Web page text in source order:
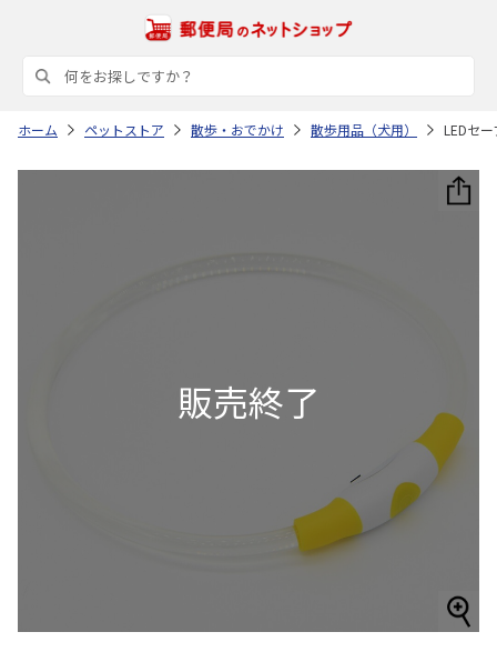
ホーム ペットストア 散歩・おでかけ 散歩用品（犬用） LEDセ